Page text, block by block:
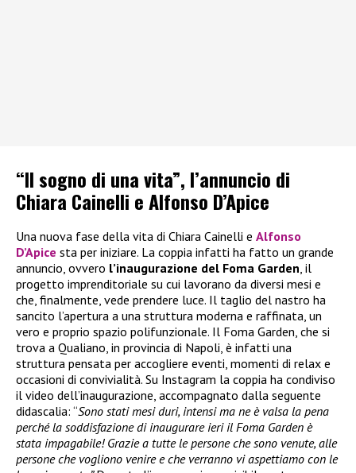
“Il sogno di una vita”, l’annuncio di
Chiara Cainelli e Alfonso D’Apice
Una nuova fase della vita di Chiara Cainelli e Alfonso
D’Apice sta per iniziare. La coppia infatti ha fatto un grande
annuncio, ovvero l’inaugurazione del Foma Garden , il
progetto imprenditoriale su cui lavorano da diversi mesi e
che, finalmente, vede prendere luce. Il taglio del nastro ha
sancito l’apertura a una struttura moderna e raffinata, un
vero e proprio spazio polifunzionale. Il Foma Garden, che si
trova a Qualiano, in provincia di Napoli, è infatti una
struttura pensata per accogliere eventi, momenti di relax e
occasioni di convivialità. Su Instagram la coppia ha condiviso
il video dell’inaugurazione, accompagnato dalla seguente
didascalia: “Sono stati mesi duri, intensi ma ne è valsa la pena
perché la soddisfazione di inaugurare ieri il Foma Garden è
stata impagabile! Grazie a tutte le persone che sono venute, alle
persone che vogliono venire e che verranno vi aspettiamo con le